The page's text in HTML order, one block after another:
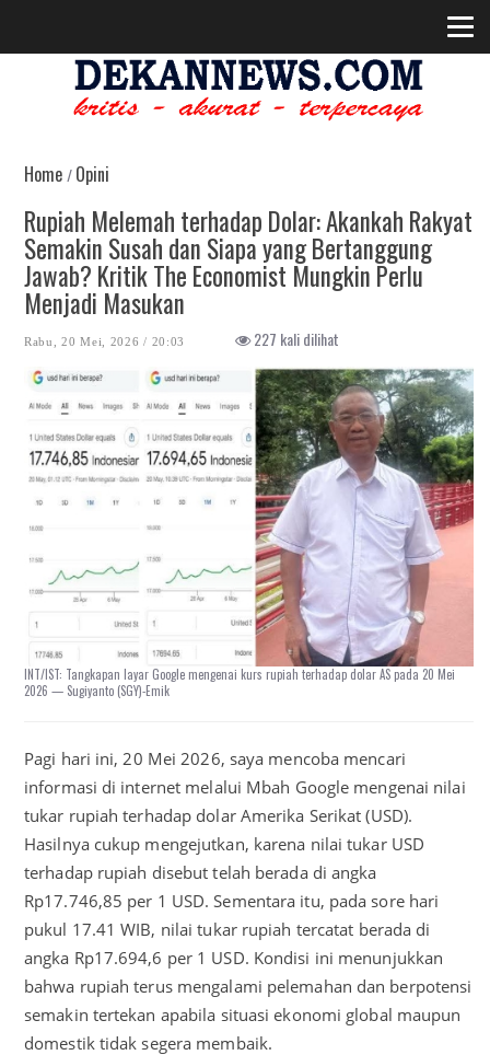
Home/Opini
Rupiah Melemah terhadap Dolar: Akankah Rakyat
Semakin Susah dan Siapa yang Bertanggung
Jawab? Kritik The Economist Mungkin Perlu
Menjadi Masukan
Rabu, 20 Mei, 2026 / 20:03 227 kali dilihat
INT/IST: Tangkapan layar Google mengenai kurs rupiah terhadap dolar AS pada 20 Mei
2026 — Sugiyanto (SGY)-Emik
Pagi hari ini, 20 Mei 2026, saya mencoba mencari
informasi di internet melalui Mbah Google mengenai nilai
tukar rupiah terhadap dolar Amerika Serikat (USD).
Hasilnya cukup mengejutkan, karena nilai tukar USD
terhadap rupiah disebut telah berada di angka
Rp17.746,85 per 1 USD. Sementara itu, pada sore hari
pukul 17.41 WIB, nilai tukar rupiah tercatat berada di
angka Rp17.694,6 per 1 USD. Kondisi ini menunjukkan
bahwa rupiah terus mengalami pelemahan dan berpotensi
semakin tertekan apabila situasi ekonomi global maupun
domestik tidak segera membaik.